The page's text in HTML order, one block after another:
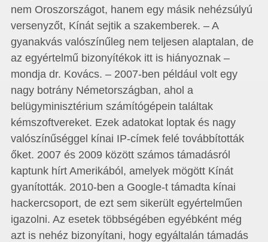
nem Oroszországot, hanem egy másik nehézsúlyú
versenyzőt, Kínát sejtik a szakemberek. – A
gyanakvás valószínűleg nem teljesen alaptalan, de
az egyértelmű bizonyítékok itt is hiányoznak –
mondja dr. Kovács. – 2007-ben például volt egy
nagy botrány Németországban, ahol a
belügyminisztérium számítógépein találtak
kémszoftvereket. Ezek adatokat loptak és nagy
valószínűséggel kínai IP-címek felé továbbították
őket. 2007 és 2009 között számos támadásról
kaptunk hírt Amerikából, amelyek mögött Kínát
gyanították. 2010-ben a Google-t támadta kínai
hackercsoport, de ezt sem sikerült egyértelműen
igazolni. Az esetek többségében egyébként még
azt is nehéz bizonyítani, hogy egyáltalán támadás